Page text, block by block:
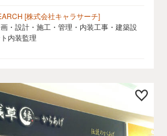
[株式会社キャラサーチ]
・設計・施工・管理・内装工事・建築設
内装監理